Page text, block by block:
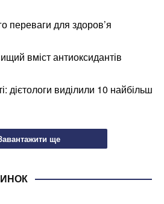
переваги для здоров’я
вміст антиоксидантів
дієтологи виділили 10 найбільш
ще